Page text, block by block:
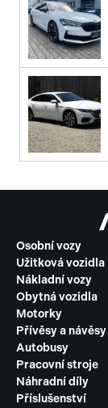
Osobní vozy
Užitková vozidla
Nákladní vozy
Obytná vozidla
Motorky
Přívěsy a návěsy
Autobusy
Pracovní stroje
Náhradní díly
Příslušenství